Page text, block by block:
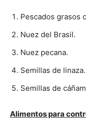
Pescados grasos
Nuez del Brasil.
Nuez pecana.
Semillas de linaza.
Semillas de
Alimentos para